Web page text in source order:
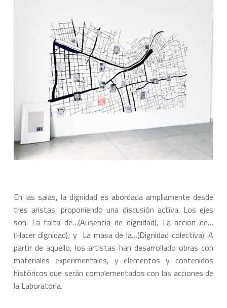
En las salas, la dignidad es abordada ampliamente desde
tres aristas, proponiendo una discusión activa. Los ejes
son: La falta de…(Ausencia de dignidad), La acción de…
(Hacer dignidad); y La masa de la…(Dignidad colectiva). A
partir de aquello, los artistas han desarrollado obras con
materiales experimentales, y elementos y contenidos
históricos que serán complementados con las acciones de
la Laboratoria.